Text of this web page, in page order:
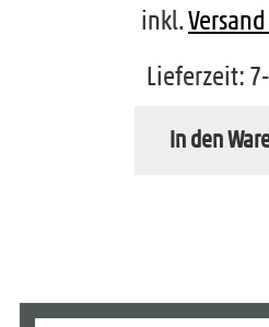
inkl.
Lieferzeit:
In den